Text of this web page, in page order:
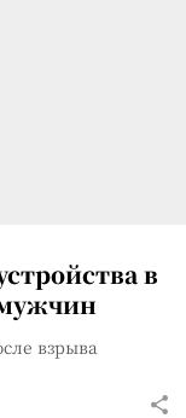
в
взрыва